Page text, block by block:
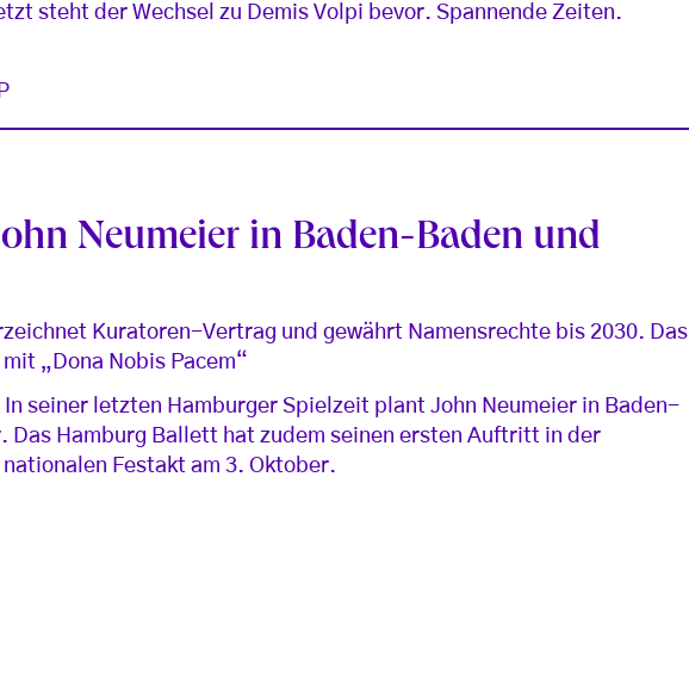
steht der Wechsel zu Demis Volpi bevor. Spannende Zeiten.
Neumeier in Baden-Baden und
Kuratoren-Vertrag und gewährt Namensrechte bis 2030. Das
„Dona Nobis Pacem“
In seiner letzten Hamburger Spielzeit plant John Neumeier in Baden-
Das Hamburg Ballett hat zudem seinen ersten Auftritt in der
Festakt am 3. Oktober.